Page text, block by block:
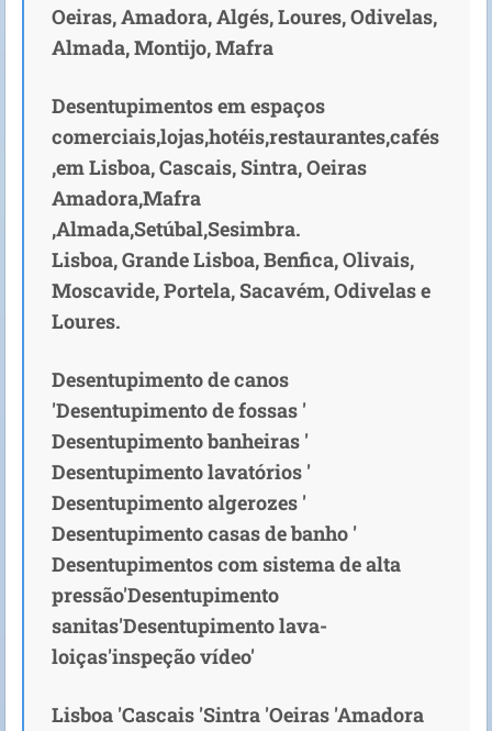
Oeiras, Amadora, Algés, Loures, Odivelas,
Almada, Montijo, Mafra
Desentupimentos em espaços
comerciais,lojas,hotéis,restaurantes,cafés
,em Lisboa, Cascais, Sintra, Oeiras
Amadora,Mafra
,Almada,Setúbal,Sesimbra.
Lisboa, Grande Lisboa, Benfica, Olivais,
Moscavide, Portela, Sacavém, Odivelas e
Loures.
Desentupimento de canos
'Desentupimento de fossas '
Desentupimento banheiras '
Desentupimento lavatórios '
Desentupimento algerozes '
Desentupimento casas de banho '
Desentupimentos com sistema de alta
pressão'Desentupimento
sanitas'Desentupimento lava-
loiças'inspeção vídeo'
Lisboa 'Cascais 'Sintra 'Oeiras 'Amadora